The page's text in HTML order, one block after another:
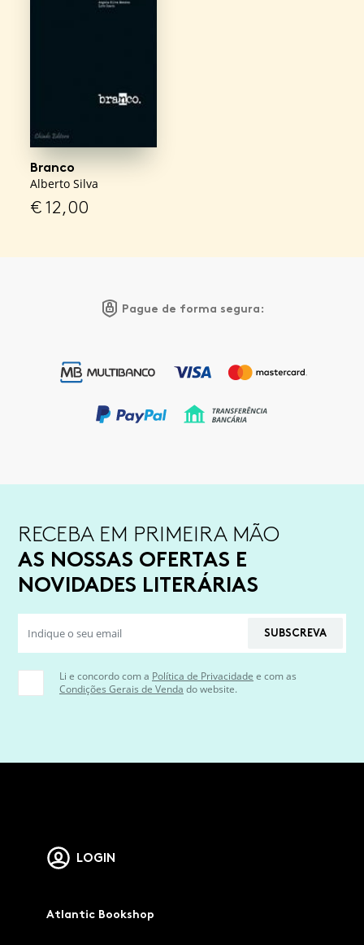
Branco
Alberto Silva
€12,00
Pague de forma segura:
RECEBA EM PRIMEIRA MÃO
AS NOSSAS OFERTAS E
NOVIDADES LITERÁRIAS
SUBSCREVA
Li e concordo com a Política de Privacidade e com as
Condições Gerais de Venda do website.
LOGIN
Atlantic Bookshop